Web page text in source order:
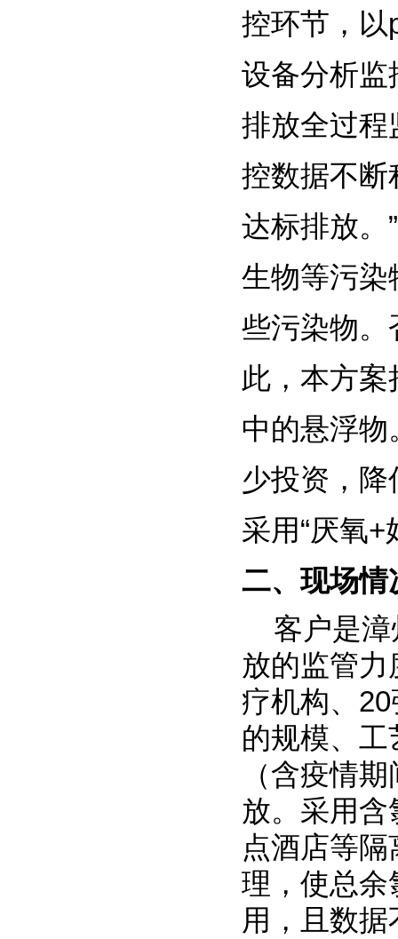
控环节，以
设备分析监
排放全过程
控数据不断
达标排放。
生物等污染
些污染物。
此，本方
中的悬浮
少投资，
采用“厌氧
二、现场情
客户是漳
放的监管
疗机构、
的规模、
（含疫情
放。采用
点酒店等
理，使总余
用，且数